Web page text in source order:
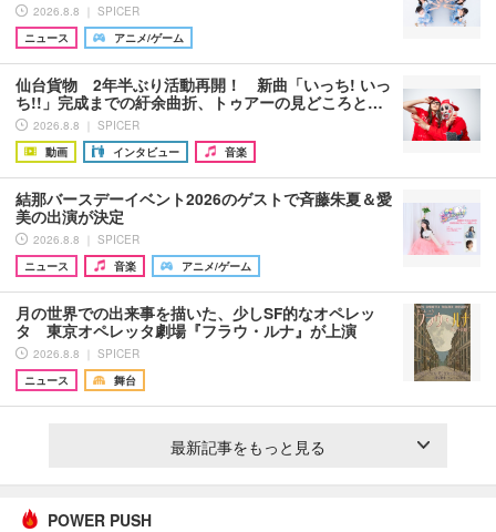
2026.8.8 ｜ SPICER
ニュース
アニメ/ゲーム
仙台貨物 2年半ぶり活動再開！ 新曲「いっち! いっ
ち!!」完成までの紆余曲折、トゥアーの見どころと…
2026.8.8 ｜ SPICER
動画
インタビュー 音楽
結那バースデーイベント2026のゲストで斉藤朱夏＆愛
美の出演が決定
2026.8.8 ｜ SPICER
ニュース
音楽 アニメ/ゲーム
月の世界での出来事を描いた、少しSF的なオペレッ
タ 東京オペレッタ劇場『フラウ・ルナ』が上演
2026.8.8 ｜ SPICER
ニュース
舞台
最新記事をもっと見る
POWER PUSH